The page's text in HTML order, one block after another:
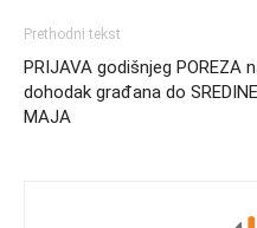
Prethodni tekst
PRIJAVA godišnjeg POREZA
dohodak građana do SREDINE
MAJA